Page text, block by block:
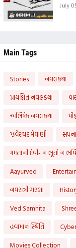
July
Main Tags
Stories નવલકથા
પ્રાયશ્ચિત નવલકથા
અભિષેક નવલકથા
ઝવેરચંદ મેઘાણી
મમતાની દેવી- ન ભૂતો ન
Aayurved
નવરાત્રી ગરબા
Ved Samhita
હવામાન સ્થિતિ
Movies Collection